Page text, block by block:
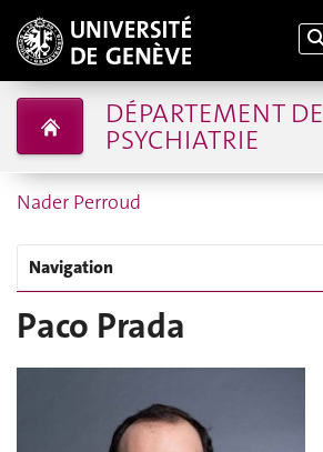
DÉPARTEMENT DE
PSYCHIATRIE
Nader Perroud
Navigation
Paco Prada